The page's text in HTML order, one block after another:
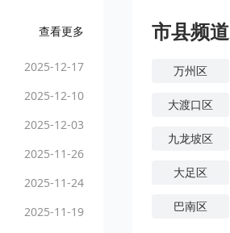
查看更多
2025-12-17
2025-12-10
2025-12-03
2025-11-26
2025-11-24
2025-11-19
市县频道
万州区
大渡口区
九龙坡区
大足区
巴南区